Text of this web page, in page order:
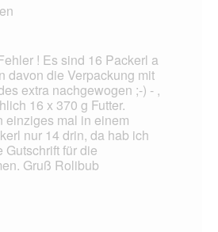
! Es sind 16 Packerl a
davon die Verpackung mit
extra nachgewogen ;-) - ,
16 x 370 g Futter.
einziges mal in einem
nur 14 drin, da hab ich
Gutschrift für die
Gruß Rolibub